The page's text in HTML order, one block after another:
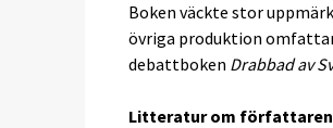
Boken väckte stor
övriga produktion
debattboken Drabbad av
Litteratur om